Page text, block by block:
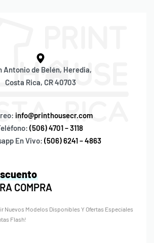
Antonio de Belén, Heredia,
Costa Rica, CR 40703
info@printhousecr.com
(506) 4701 – 3118
En Vivo: (506) 6241 – 4863
COMPRA
Nuevos Modelos Disponibles Y Ofertas Especiales
Flash!